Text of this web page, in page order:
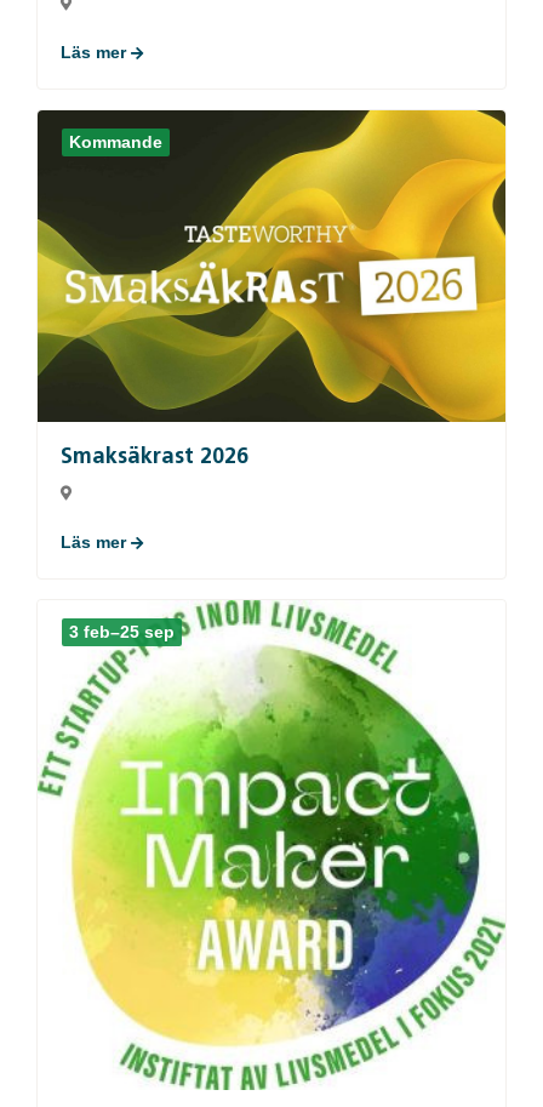
Läs mer
Kommande
Smaksäkrast 2026
Läs mer
3 feb–25 sep